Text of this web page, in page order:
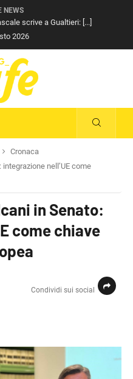
NEWS
scrive a Gualtieri: [...]
2026
Cronaca
nell’UE come
in Senato:
come chiave
Condividi sui social